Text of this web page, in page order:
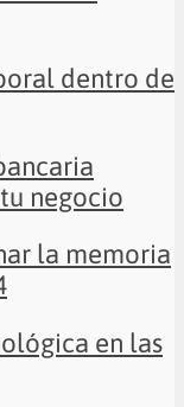
dentro de
negocio
la memoria
en las